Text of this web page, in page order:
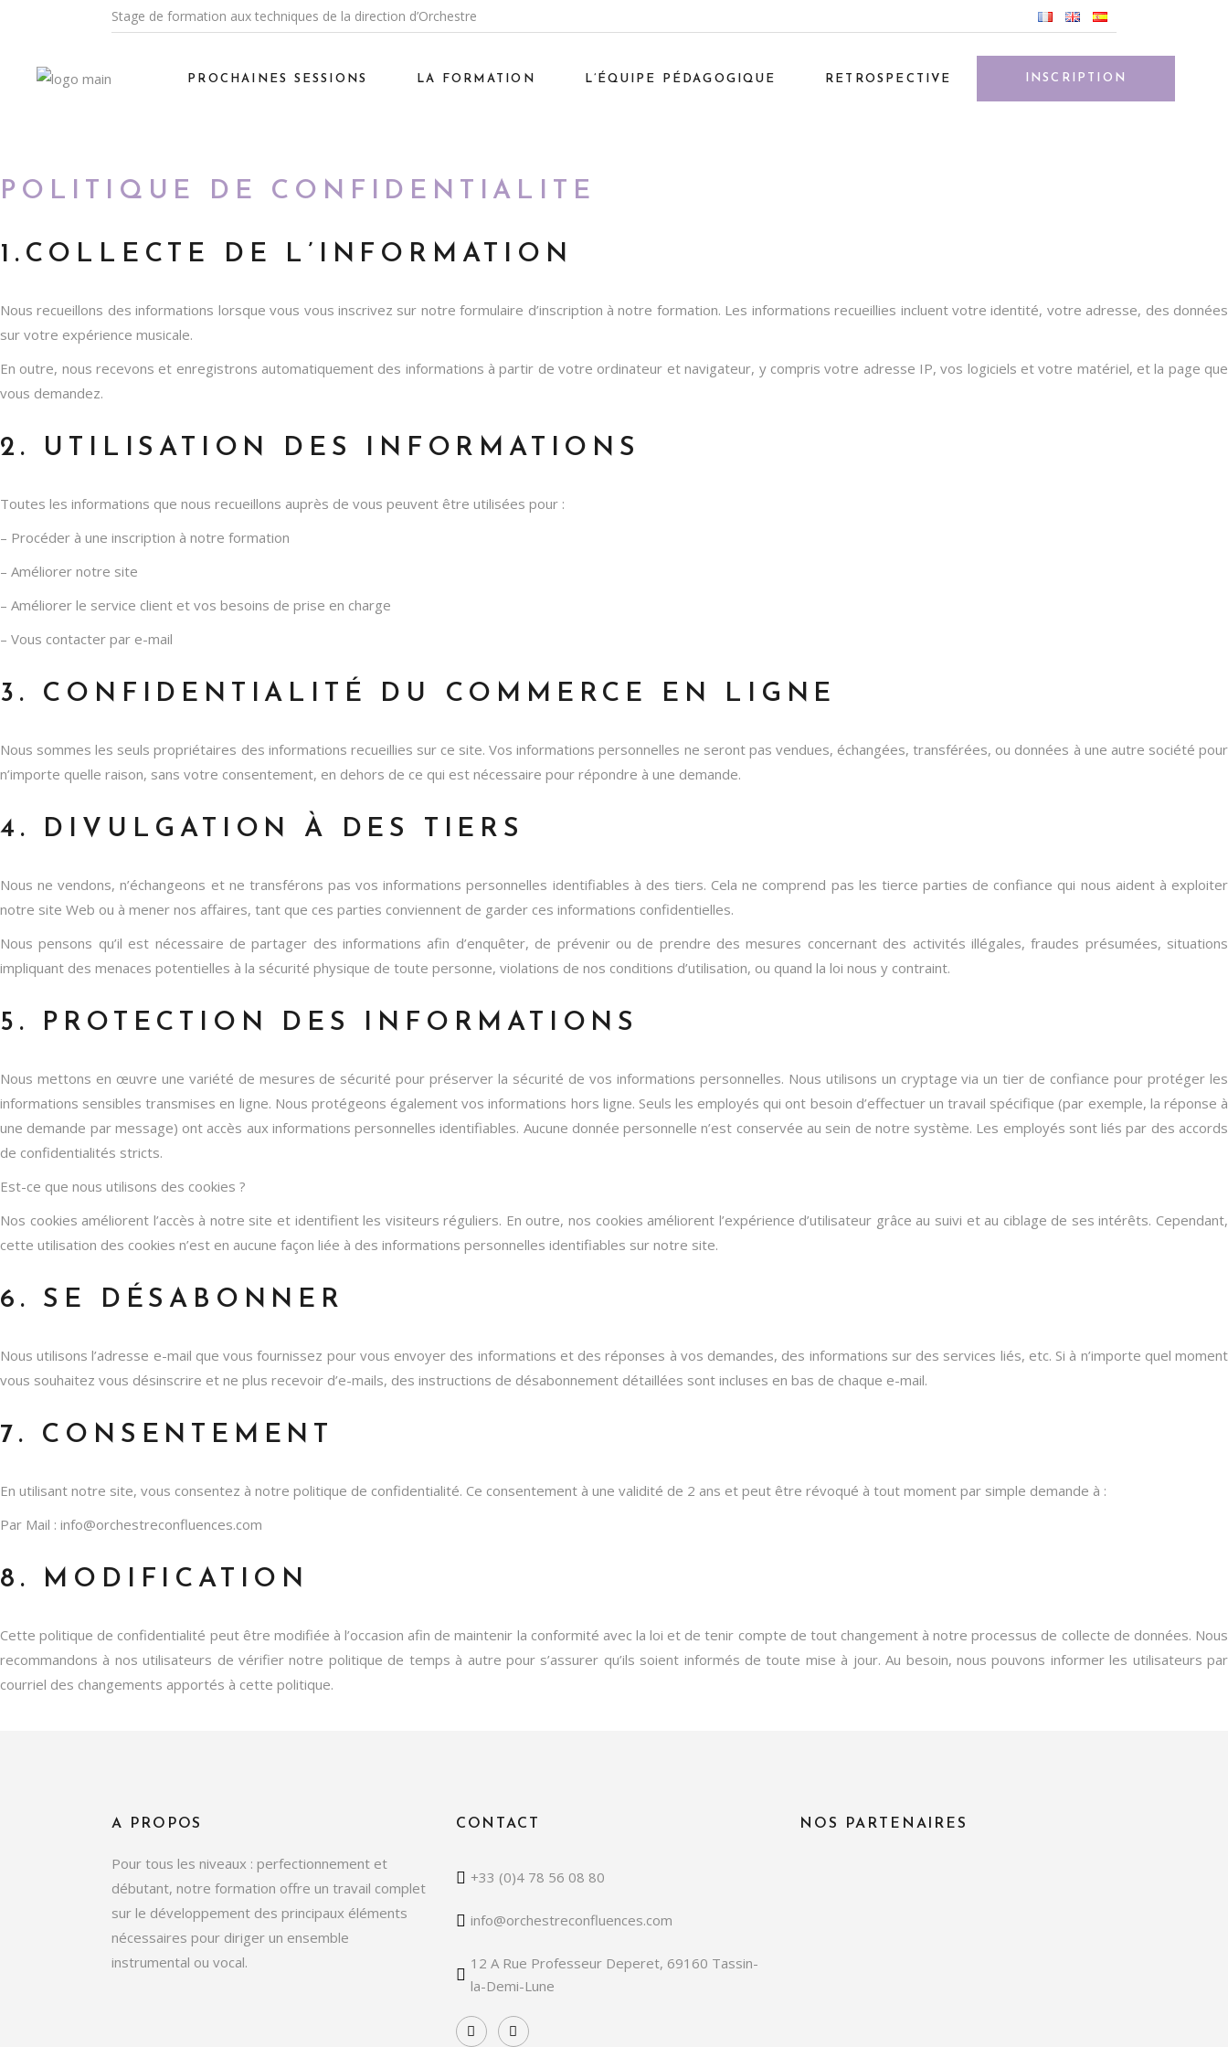
Stage de formation aux techniques de la direction d’Orchestre
PROCHAINES SESSIONS
Session Lyon
LA FORMATION
Le stage
L’ÉQUIPE PÉDAGOGIQUE RETROSPECTIVE INSCRIPTION
Session Medellin
Les origines du stage
POLITIQUE DE CONFIDENTIALITE
1.COLLECTE DE L’INFORMATION
Nous recueillons des informations lorsque vous vous inscrivez sur notre formulaire d’inscription à notre formation. Les informations recueillies incluent votre identité, votre adresse, des données
sur votre expérience musicale.
En outre, nous recevons et enregistrons automatiquement des informations à partir de votre ordinateur et navigateur, y compris votre adresse IP, vos logiciels et votre matériel, et la page que
vous demandez.
2. UTILISATION DES INFORMATIONS
Toutes les informations que nous recueillons auprès de vous peuvent être utilisées pour :
– Procéder à une inscription à notre formation
– Améliorer notre site
– Améliorer le service client et vos besoins de prise en charge
– Vous contacter par e-mail
3. CONFIDENTIALITÉ DU COMMERCE EN LIGNE
Nous sommes les seuls propriétaires des informations recueillies sur ce site. Vos informations personnelles ne seront pas vendues, échangées, transférées, ou données à une autre société pour
n’importe quelle raison, sans votre consentement, en dehors de ce qui est nécessaire pour répondre à une demande.
4. DIVULGATION À DES TIERS
Nous ne vendons, n’échangeons et ne transférons pas vos informations personnelles identifiables à des tiers. Cela ne comprend pas les tierce parties de confiance qui nous aident à exploiter
notre site Web ou à mener nos affaires, tant que ces parties conviennent de garder ces informations confidentielles.
Nous pensons qu’il est nécessaire de partager des informations afin d’enquêter, de prévenir ou de prendre des mesures concernant des activités illégales, fraudes présumées, situations
impliquant des menaces potentielles à la sécurité physique de toute personne, violations de nos conditions d’utilisation, ou quand la loi nous y contraint.
5. PROTECTION DES INFORMATIONS
Nous mettons en œuvre une variété de mesures de sécurité pour préserver la sécurité de vos informations personnelles. Nous utilisons un cryptage via un tier de confiance pour protéger les
informations sensibles transmises en ligne. Nous protégeons également vos informations hors ligne. Seuls les employés qui ont besoin d’effectuer un travail spécifique (par exemple, la réponse à
une demande par message) ont accès aux informations personnelles identifiables. Aucune donnée personnelle n’est conservée au sein de notre système. Les employés sont liés par des accords
de confidentialités stricts.
Est-ce que nous utilisons des cookies ?
Nos cookies améliorent l’accès à notre site et identifient les visiteurs réguliers. En outre, nos cookies améliorent l’expérience d’utilisateur grâce au suivi et au ciblage de ses intérêts. Cependant,
cette utilisation des cookies n’est en aucune façon liée à des informations personnelles identifiables sur notre site.
6. SE DÉSABONNER
Nous utilisons l’adresse e-mail que vous fournissez pour vous envoyer des informations et des réponses à vos demandes, des informations sur des services liés, etc. Si à n’importe quel moment
vous souhaitez vous désinscrire et ne plus recevoir d’e-mails, des instructions de désabonnement détaillées sont incluses en bas de chaque e-mail.
7. CONSENTEMENT
En utilisant notre site, vous consentez à notre politique de confidentialité. Ce consentement à une validité de 2 ans et peut être révoqué à tout moment par simple demande à :
Par Mail : info@orchestreconfluences.com
8. MODIFICATION
Cette politique de confidentialité peut être modifiée à l’occasion afin de maintenir la conformité avec la loi et de tenir compte de tout changement à notre processus de collecte de données. Nous
recommandons à nos utilisateurs de vérifier notre politique de temps à autre pour s’assurer qu’ils soient informés de toute mise à jour. Au besoin, nous pouvons informer les utilisateurs par
courriel des changements apportés à cette politique.
A PROPOS
Pour tous les niveaux : perfectionnement et
débutant, notre formation offre un travail complet
sur le développement des principaux éléments
nécessaires pour diriger un ensemble
instrumental ou vocal.
CONTACT
+33 (0)4 78 56 08 80
info@orchestreconfluences.com
12 A Rue Professeur Deperet, 69160 Tassin-
la-Demi-Lune
NOS PARTENAIRES